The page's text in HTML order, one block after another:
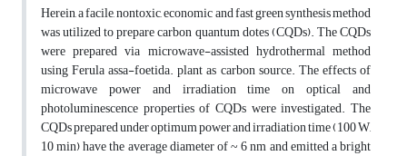
Herein, a facile, nontoxic, economic and fast green synthesis method
was utilized to prepare carbon quantum dotes (CQDs). The CQDs
were prepared via microwave-assisted hydrothermal method
using Ferula assa-foetida. plant as carbon source. The effects of
microwave power and irradiation time on optical and
photoluminescence properties of CQDs were investigated. The
CQDs prepared under optimum power and irradiation time (100 W,
10 min) have the average diameter of ~ 6 nm and emitted a bright